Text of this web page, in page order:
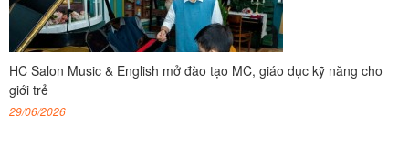
HC Salon Music & English mở đào tạo MC, giáo dục kỹ năng cho
giới trẻ
29/06/2026